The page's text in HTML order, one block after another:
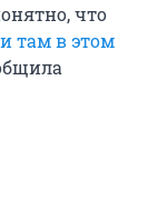
что
там в этом